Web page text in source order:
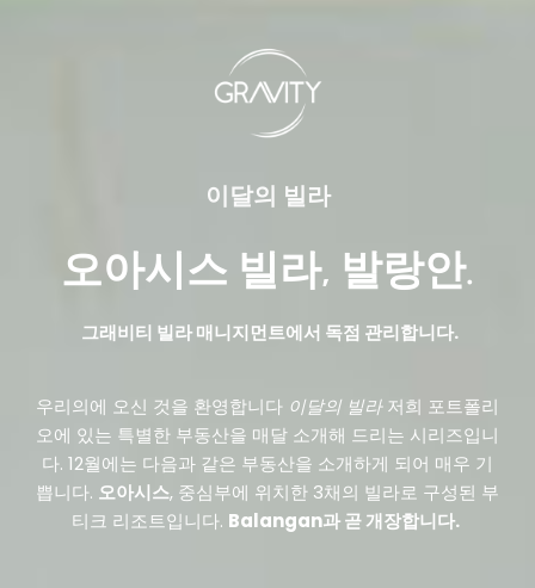
이달의 빌라
오아시스 빌라, 발랑안.
그래비티 빌라 매니지먼트에서 독점 관리합니다.
우리의에 오신 것을 환영합니다 이달의 빌라저희 포트폴리
오에 있는 특별한 부동산을 매달 소개해 드리는 시리즈입니
다. 12월에는 다음과 같은 부동산을 소개하게 되어 매우 기
쁩니다. 오아시스, 중심부에 위치한 3채의 빌라로 구성된 부
티크 리조트입니다. Balangan과 곧 개장합니다.